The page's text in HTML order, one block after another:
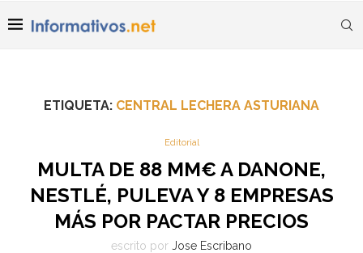
ETIQUETA: CENTRAL LECHERA ASTURIANA
Editorial
MULTA DE 88 MM€ A DANONE,
NESTLÉ, PULEVA Y 8 EMPRESAS
MÁS POR PACTAR PRECIOS
escrito por Jose Escribano